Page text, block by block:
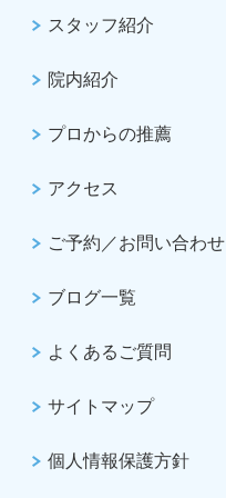
スタッフ紹介
院内紹介
プロからの推薦
アクセス
ご予約／お問い合わせ
ブログ一覧
よくあるご質問
サイトマップ
個人情報保護方針